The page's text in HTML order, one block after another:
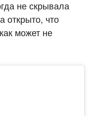
не скрывала
открыто, что
может не